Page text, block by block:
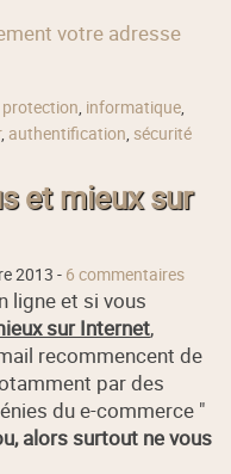
votre adresse
protection, informatique,
, authentification, sécurité
et mieux sur
2013 - 6 commentaires
ligne et si vous
sur Internet,
recommencent de
par des
du e-commerce "
alors surtout ne vous